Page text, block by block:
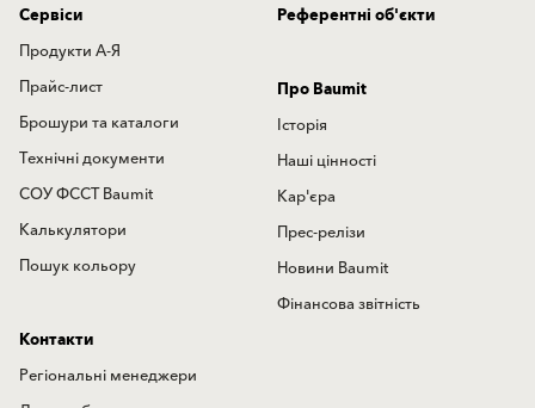
Сервіси
Продукти А-Я
Прайс-лист
Брошури та каталоги
Технічні документи
СОУ ФССТ Baumit
Калькулятори
Пошук кольору
Референтні об'єкти
Про Baumit
Історія
Наші цінності
Кар'єра
Прес-релізи
Новини Baumit
Фінансова звітність
Контакти
Регіональні менеджери